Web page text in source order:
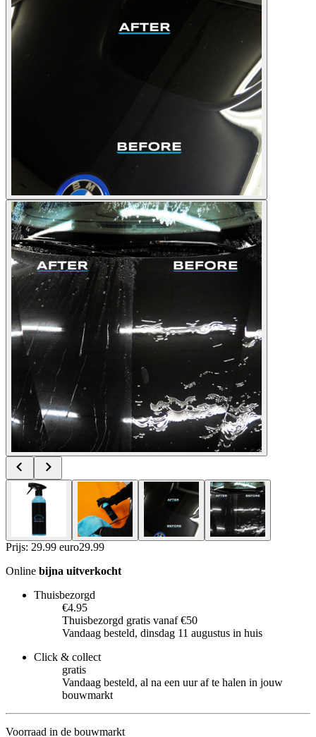
Prijs: 29.99 euro29.99
Online bijna uitverkocht
Thuisbezorgd
€4.95
Thuisbezorgd gratis vanaf €50
Vandaag besteld, dinsdag 11 augustus in huis
Click & collect
gratis
Vandaag besteld, al na een uur af te halen in jouw
bouwmarkt
Voorraad in de bouwmarkt